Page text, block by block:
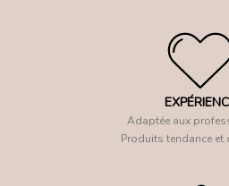
Adaptée aux
Produits tendance et